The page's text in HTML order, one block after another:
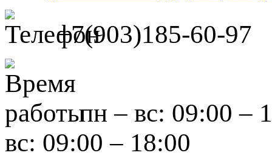
+7(903)185-60-97
пн – вс: 09:00 –
вс: 09:00 – 18:00